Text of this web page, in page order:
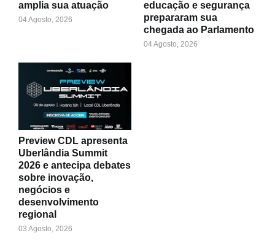
amplia sua atuação
04 Agosto, 2026
educação e segurança
prepararam sua
chegada ao Parlamento
04 Agosto, 2026
Preview CDL apresenta
Uberlândia Summit
2026 e antecipa debates
sobre inovação,
negócios e
desenvolvimento
regional
03 Agosto, 2026